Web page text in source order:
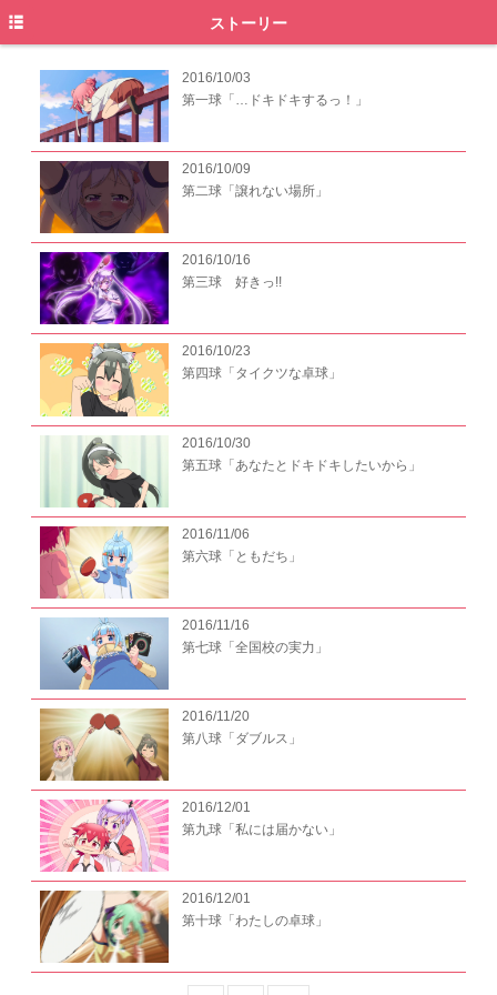
ストーリー
2016/10/03
第一球「…ドキドキするっ！」
2016/10/09
第二球「譲れない場所」
2016/10/16
第三球 好きっ!!
2016/10/23
第四球「タイクツな卓球」
2016/10/30
第五球「あなたとドキドキしたいから」
2016/11/06
第六球「ともだち」
2016/11/16
第七球「全国校の実力」
2016/11/20
第八球「ダブルス」
2016/12/01
第九球「私には届かない」
2016/12/01
第十球「わたしの卓球」
イントロダクション
ストーリー
スタッフキャスト
キャラクター
オンエア
ムービー
ディスコグラフィ
特典情報
グッズ
イベント
Twitter
利用者情報の外部送信